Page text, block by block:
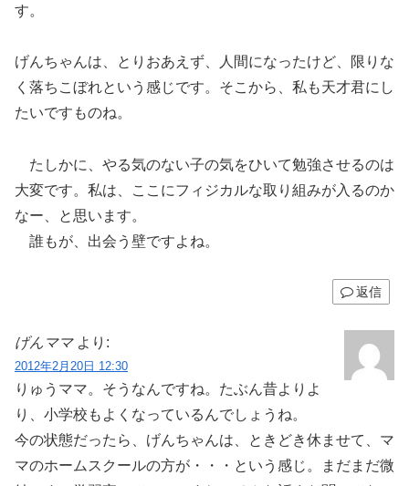
す。
げんちゃんは、とりおあえず、人間になったけど、限りな
く落ちこぼれという感じです。そこから、私も天才君にし
たいですものね。
たしかに、やる気のない子の気をひいて勉強させるのは
大変です。私は、ここにフィジカルな取り組みが入るのか
なー、と思います。
誰もが、出会う壁ですよね。
返信
げんママ より:
2012年2月20日 12:30
りゅうママ。そうなんですね。たぶん昔よりよ
り、小学校もよくなっているんでしょうね。
今の状態だったら、げんちゃんは、ときどき休ませて、マ
マのホームスクールの方が・・・という感じ。まだまだ微